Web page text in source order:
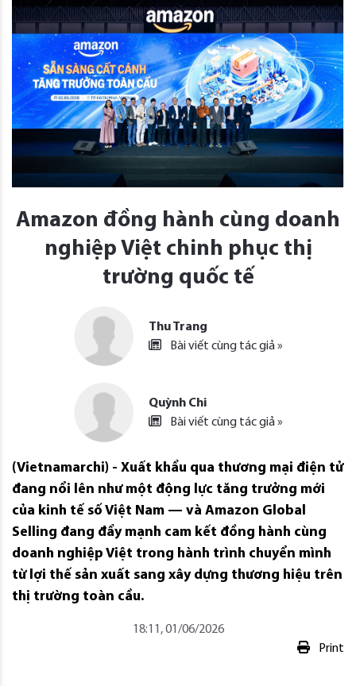
Amazon đồng hành cùng doanh
nghiệp Việt chinh phục thị
trường quốc tế
Thu Trang
Bài viết cùng tác giả »
Quỳnh Chi
Bài viết cùng tác giả »
(Vietnamarchi) - Xuất khẩu qua thương mại điện tử
đang nổi lên như một động lực tăng trưởng mới
của kinh tế số Việt Nam — và Amazon Global
Selling đang đẩy mạnh cam kết đồng hành cùng
doanh nghiệp Việt trong hành trình chuyển mình
từ lợi thế sản xuất sang xây dựng thương hiệu trên
thị trường toàn cầu.
18:11, 01/06/2026
Print